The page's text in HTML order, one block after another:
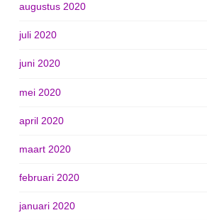
augustus 2020
juli 2020
juni 2020
mei 2020
april 2020
maart 2020
februari 2020
januari 2020